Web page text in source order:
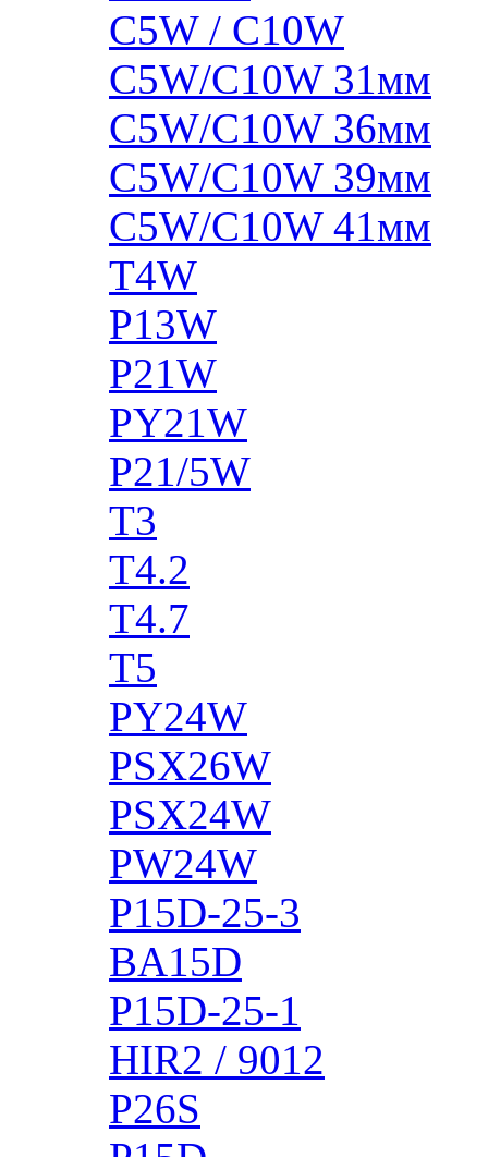
C5W / C10W
C5W/C10W 31мм
C5W/C10W 36мм
C5W/C10W 39мм
C5W/C10W 41мм
T4W
P13W
P21W
PY21W
P21/5W
T3
T4.2
T4.7
T5
PY24W
PSX26W
PSX24W
PW24W
P15D-25-3
BA15D
P15D-25-1
HIR2 / 9012
P26S